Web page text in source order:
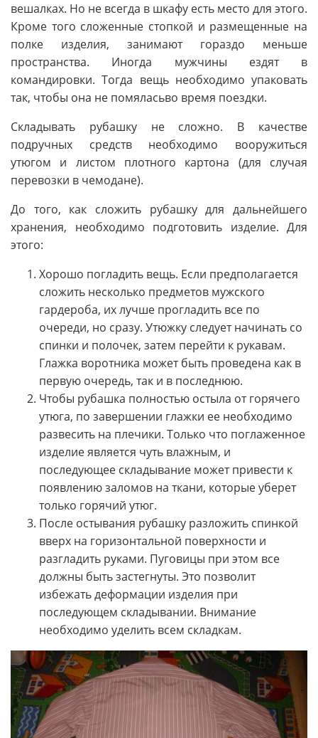
вешалках. Но не всегда в шкафу есть место для этого.
Кроме того сложенные стопкой и размещенные на
полке изделия, занимают гораздо меньше
пространства. Иногда мужчины ездят в
командировки. Тогда вещь необходимо упаковать
так, чтобы она не помяласьво время поездки.
Складывать рубашку не сложно. В качестве
подручных средств необходимо вооружиться
утюгом и листом плотного картона (для случая
перевозки в чемодане).
До того, как сложить рубашку для дальнейшего
хранения, необходимо подготовить изделие. Для
этого:
Хорошо погладить вещь. Если предполагается
сложить несколько предметов мужского
гардероба, их лучше прогладить все по
очереди, но сразу. Утюжку следует начинать со
спинки и полочек, затем перейти к рукавам.
Глажка воротника может быть проведена как в
первую очередь, так и в последнюю.
Чтобы рубашка полностью остыла от горячего
утюга, по завершении глажки ее необходимо
развесить на плечики. Только что поглаженное
изделие является чуть влажным, и
последующее складывание может привести к
появлению заломов на ткани, которые уберет
только горячий утюг.
После остывания рубашку разложить спинкой
вверх на горизонтальной поверхности и
разгладить руками. Пуговицы при этом все
должны быть застегнуты. Это позволит
избежать деформации изделия при
последующем складывании. Внимание
необходимо уделить всем складкам.